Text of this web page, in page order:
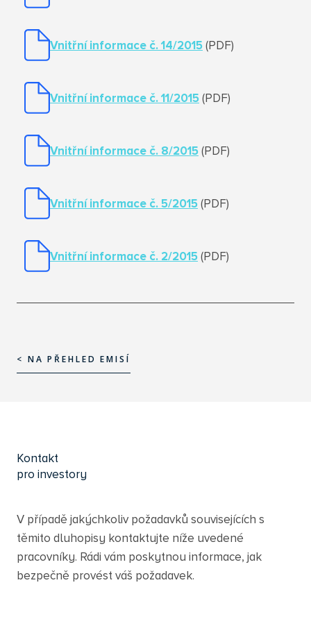
Vnitřní informace č. 14/2015 (PDF)
Vnitřní informace č. 11/2015 (PDF)
Vnitřní informace č. 8/2015 (PDF)
Vnitřní informace č. 5/2015 (PDF)
Vnitřní informace č. 2/2015 (PDF)
< NA PŘEHLED EMISÍ
Kontakt
pro investory
V případě jakýchkoliv požadavků souvisejících s
těmito dluhopisy kontaktujte níže uvedené
pracovníky. Rádi vám poskytnou informace, jak
bezpečně provést váš požadavek.